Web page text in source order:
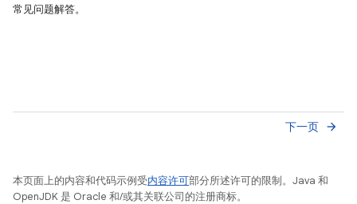
常见问题解答。
下一页 arrow_forward
本页面上的内容和代码示例受内容许可部分所述许可的限制。Java 和
OpenJDK 是 Oracle 和/或其关联公司的注册商标。